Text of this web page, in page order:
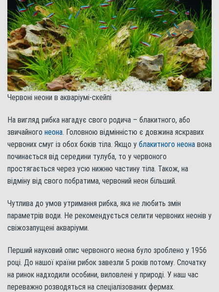
Червоні неони в акваріумі-скейпі
На вигляд рибка нагадує свого родича – блакитного, або
звичайного неона. Головною відмінністю є довжина яскравих
червоних смуг із обох боків тіла. Якщо у блакитного неона вона
починається від середини тулуба, то у червоного
простягається через усю нижню частину тіла. Також, на
відміну від свого побратима, червоний неон більший.
Чутлива до умов утримання рибка, яка не любить змін
параметрів води. Не рекомендується селити червоних неонів у
свіжозапущені акваріуми.
Перший науковий опис червоного неона було зроблено у 1956
році. До нашої країни рибок завезли 5 років потому. Спочатку
на ринок надходили особини, виловлені у природі. У наш час
переважно розводяться на спеціалізованих фермах.